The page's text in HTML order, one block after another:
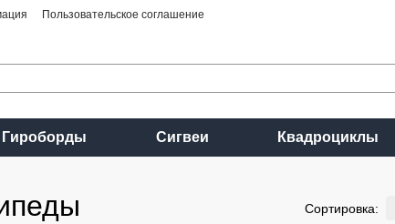
Пользовательское соглашение
Гироборды Сигвеи Квадроциклы
Сортировка: